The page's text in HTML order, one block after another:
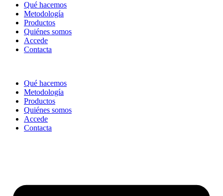
Qué hacemos
Metodología
Productos
Quiénes somos
Accede
Contacta
Qué hacemos
Metodología
Productos
Quiénes somos
Accede
Contacta